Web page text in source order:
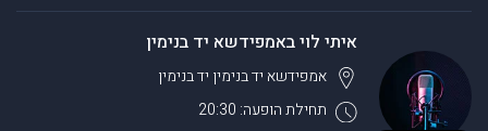
איתי לוי באמפידשא יד בנימין
תחילת הופעה: 20:30
אמפידשא יד בנימין יד בנימין